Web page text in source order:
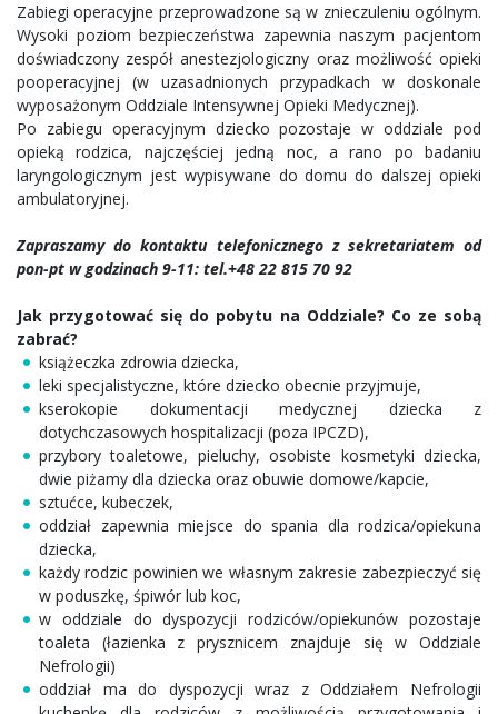
Zabiegi operacyjne przeprowadzone są w znieczuleniu ogólnym.
Wysoki poziom bezpieczeństwa zapewnia naszym pacjentom
doświadczony zespół anestezjologiczny oraz możliwość opieki
pooperacyjnej (w uzasadnionych przypadkach w doskonale
wyposażonym Oddziale Intensywnej Opieki Medycznej).
Po zabiegu operacyjnym dziecko pozostaje w oddziale pod
opieką rodzica, najczęściej jedną noc, a rano po badaniu
laryngologicznym jest wypisywane do domu do dalszej opieki
ambulatoryjnej.
Zapraszamy do kontaktu telefonicznego z sekretariatem od
pon-pt w godzinach 9-11: tel.+48 22 815 70 92
Jak przygotować się do pobytu na Oddziale? Co ze sobą
zabrać?
książeczka zdrowia dziecka,
leki specjalistyczne, które dziecko obecnie przyjmuje,
kserokopie dokumentacji medycznej dziecka z
dotychczasowych hospitalizacji (poza IPCZD),
przybory toaletowe, pieluchy, osobiste kosmetyki dziecka,
dwie piżamy dla dziecka oraz obuwie domowe/kapcie,
sztućce, kubeczek,
oddział zapewnia miejsce do spania dla rodzica/opiekuna
dziecka,
każdy rodzic powinien we własnym zakresie zabezpieczyć się
w poduszkę, śpiwór lub koc,
w oddziale do dyspozycji rodziców/opiekunów pozostaje
toaleta (łazienka z prysznicem znajduje się w Oddziale
Nefrologii)
oddział ma do dyspozycji wraz z Oddziałem Nefrologii